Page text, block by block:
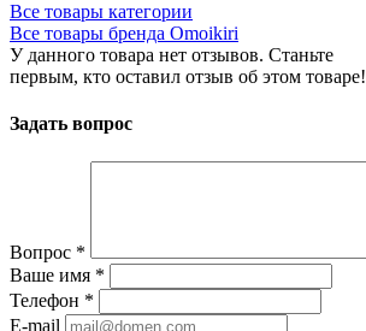
Все товары категории
Все товары бренда Omoikiri
У данного товара нет отзывов. Станьте
первым, кто оставил отзыв об этом товаре!
Задать вопрос
Вопрос *
Ваше имя *
Телефон *
E-mail